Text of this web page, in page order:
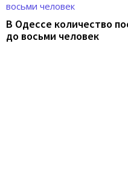
В Одессе количество
до восьми человек